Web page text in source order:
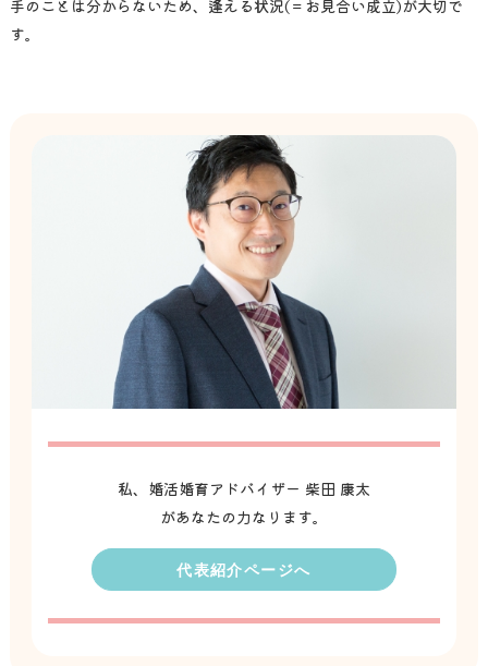
手のことは分からないため、逢える状況(＝お見合い成立)が大切で
す。
私、婚活婚育アドバイザー 柴田 康太
があなたの力なります。
代表紹介ページへ